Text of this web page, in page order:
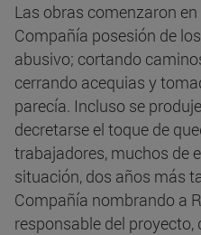
Las obras comenzaron
Compañía posesión de
abusivo; cortando
cerrando acequias y
parecía. Incluso se
decretarse el toque de
trabajadores, muchos de
situación, dos años más
Compañía nombrando a
responsable del proyecto,